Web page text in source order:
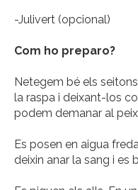
-Julivert (opcional)
Com ho preparo?
Netegem bé els
la raspa i deixant-los
podem demanar al
Es posen en aigua
deixin anar la sang i es